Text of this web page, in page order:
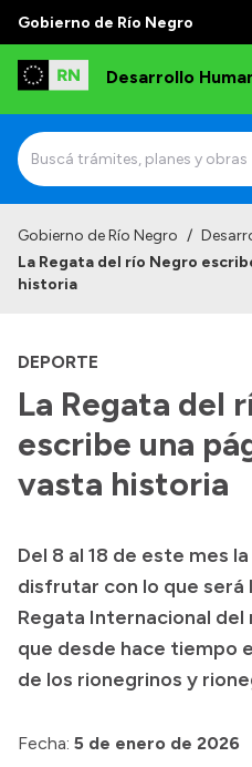
Gobierno de Río Negro
Desarrollo
Institucional
Autoridades
Delegaciones
Normativa
Presupuesto
Boletín Oficial
Compras y licitaciones
Consulta de expedientes
Convocatorias
Gobierno de Río Negro /
La Regata del río Negro
historia
DEPORTE
La Regata del
escribe una
vasta historia
Del 8 al 18 de este mes
disfrutar con lo que será
Regata Internacional
que desde hace tiempo
de los rionegrinos y
Fecha: 5 de enero de 2026